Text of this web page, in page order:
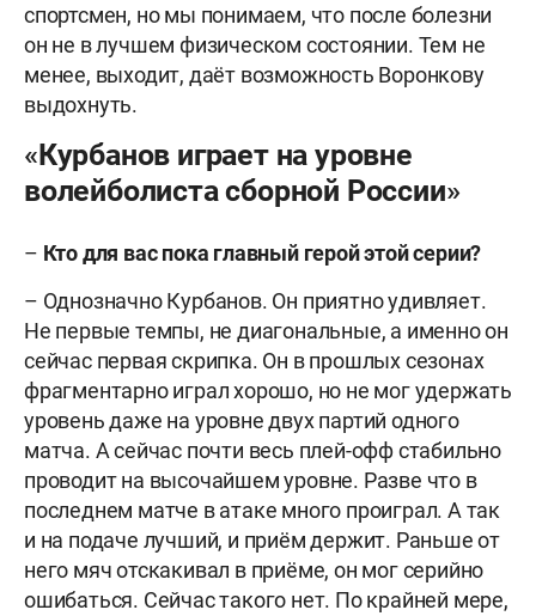
спортсмен, но мы понимаем, что после болезни
он не в лучшем физическом состоянии. Тем не
менее, выходит, даёт возможность Воронкову
выдохнуть.
«Курбанов играет на уровне
волейболиста сборной России»
– Кто для вас пока главный герой этой серии?
– Однозначно Курбанов. Он приятно удивляет.
Не первые темпы, не диагональные, а именно он
сейчас первая скрипка. Он в прошлых сезонах
фрагментарно играл хорошо, но не мог удержать
уровень даже на уровне двух партий одного
матча. А сейчас почти весь плей-офф стабильно
проводит на высочайшем уровне. Разве что в
последнем матче в атаке много проиграл. А так
и на подаче лучший, и приём держит. Раньше от
него мяч отскакивал в приёме, он мог серийно
ошибаться. Сейчас такого нет. По крайней мере,